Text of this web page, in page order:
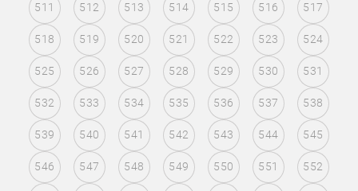
511 512 513 514 515 516 517
518 519 520 521 522 523 524
525 526 527 528 529 530 531
532 533 534 535 536 537 538
539 540 541 542 543 544 545
546 547 548 549 550 551 552